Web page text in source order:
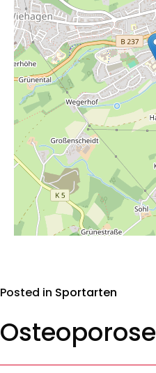
Posted in Sportarten
Osteoporose